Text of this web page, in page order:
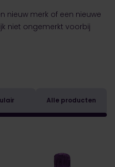
nieuw merk of een nieuwe
niet ongemerkt voorbij
Alle producten